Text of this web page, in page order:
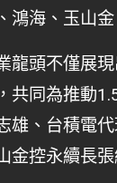
鴻海、玉山金
龍頭不僅展
共同為推動
雄、台積電
金控永續長